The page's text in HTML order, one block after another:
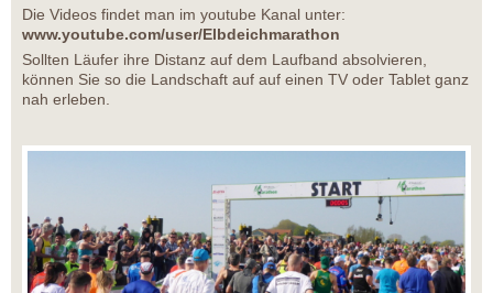
Die Videos findet man im youtube Kanal unter:
www.youtube.com/user/Elbdeichmarathon
Sollten Läufer ihre Distanz auf dem Laufband absolvieren,
können Sie so die Landschaft auf auf einen TV oder Tablet ganz
nah erleben.